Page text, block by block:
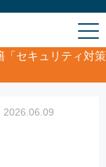
「セキュリティ対策